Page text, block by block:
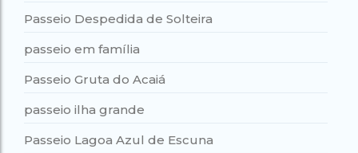
Passeio Despedida de Solteira
passeio em família
Passeio Gruta do Acaiá
passeio ilha grande
Passeio Lagoa Azul de Escuna